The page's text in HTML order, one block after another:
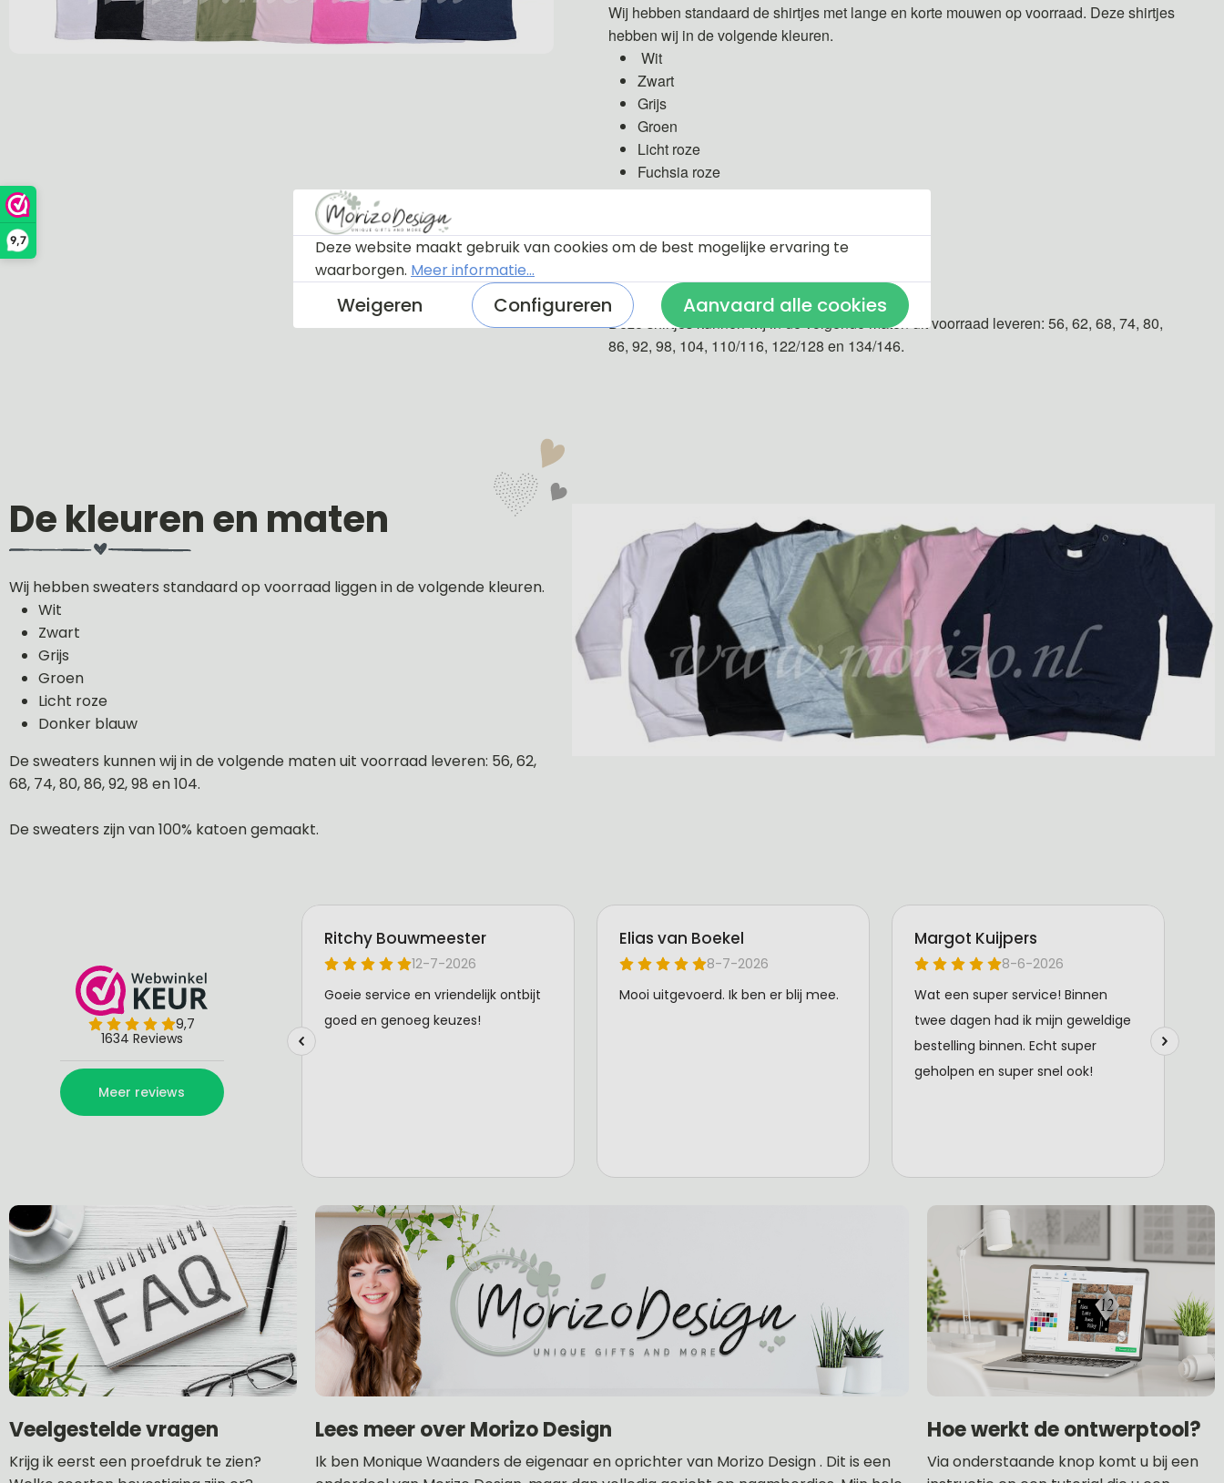
9,7
Wij hebben standaard de shirtjes met lange en korte mouwen op voorraad. Deze shirtjes
hebben wij in de volgende kleuren.
Wit
Zwart
Grijs
Groen
Licht roze
Fuchsia roze
Licht blauw
De shirtjes zijn van 100% katoen gemaakt.
Deze shirtjes kunnen wij in de volgende maten uit voorraad leveren: 56, 62, 68, 74, 80,
86, 92, 98, 104, 110/116, 122/128 en 134/146.
De kleuren en maten
Wij hebben sweaters standaard op voorraad liggen in de volgende kleuren.
Wit
Zwart
Grijs
Groen
Licht roze
Donker blauw
De sweaters kunnen wij in de volgende maten uit voorraad leveren: 56, 62,
68, 74, 80, 86, 92, 98 en 104.
De sweaters zijn van 100% katoen gemaakt.
Veelgestelde vragen
Krijg ik eerst een proefdruk te zien?
Lees meer over Morizo Design
Ik ben Monique Waanders de eigenaar en oprichter van Morizo Design . Dit is een
Hoe werkt de ontwerptool?
Via onderstaande knop komt u bij een
Deze website maakt gebruik van cookies om de best mogelijke ervaring te
waarborgen. Meer informatie...
Weigeren Configureren Aanvaard alle cookies